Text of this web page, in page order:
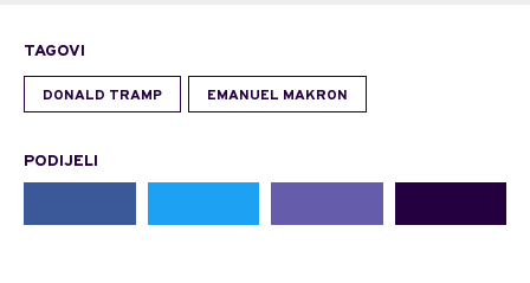
TAGOVI
DONALD TRAMP EMANUEL MAKRON
PODIJELI